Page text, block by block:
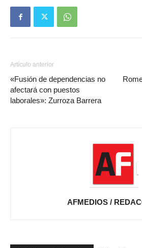
Artículo anterior
«Fusión de dependencias no
afectará con puestos
laborales»: Zurroza Barrera
AFMEDIOS /